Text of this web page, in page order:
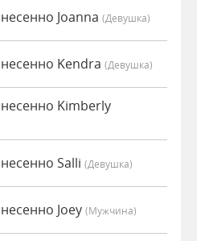
Joanna (девушка)
Kendra (девушка)
Kimberly
Salli (девушка)
Joey (мужчина)